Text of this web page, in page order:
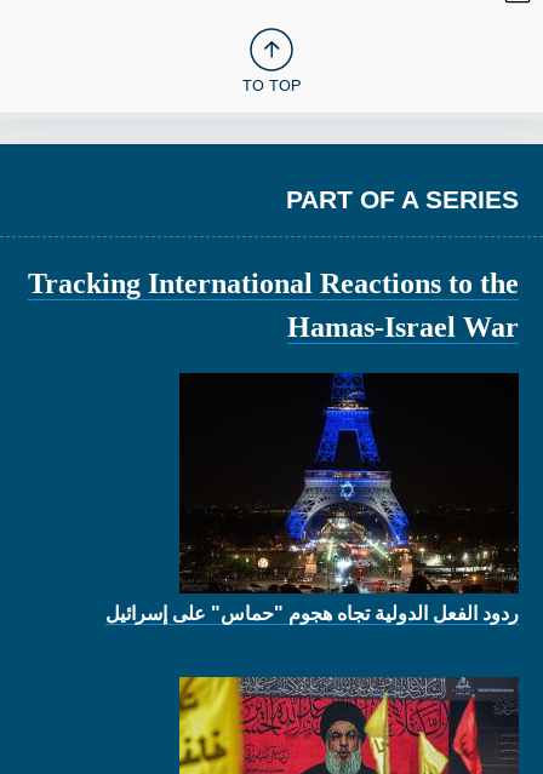
TO TOP
PART OF A SERIES
Tracking International Reactions to the
Hamas-Israel War
ردود الفعل الدولية تجاه هجوم "حماس" على إسرائيل